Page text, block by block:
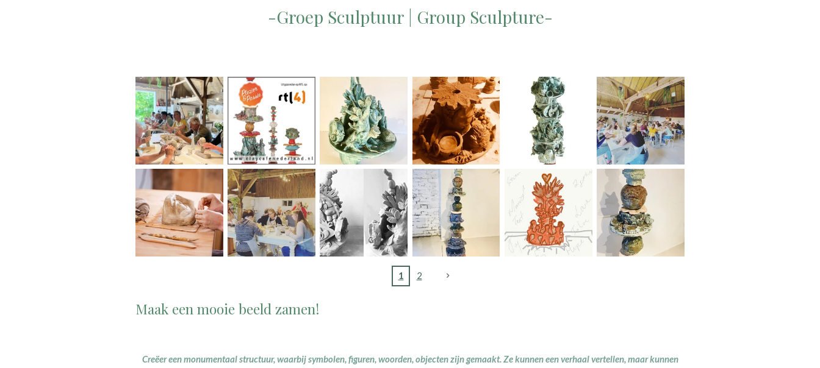
-Groep Sculptuur | Group Sculpture-
1 2
Maak een mooie beeld zamen!
Creëer een monumentaal structuur, waarbij symbolen, figuren, woorden, objecten zijn gemaakt. Ze kunnen een verhaal vertellen, maar kunnen